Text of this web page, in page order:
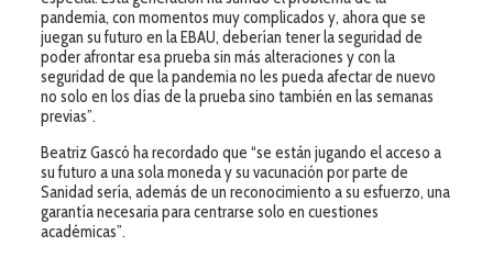
pandemia, con momentos muy complicados y, ahora que se
juegan su futuro en la EBAU, deberían tener la seguridad de
poder afrontar esa prueba sin más alteraciones y con la
seguridad de que la pandemia no les pueda afectar de nuevo
no solo en los días de la prueba sino también en las semanas
previas”.
Beatriz Gascó ha recordado que “se están jugando el acceso a
su futuro a una sola moneda y su vacunación por parte de
Sanidad sería, además de un reconocimiento a su esfuerzo, una
garantía necesaria para centrarse solo en cuestiones
académicas”.